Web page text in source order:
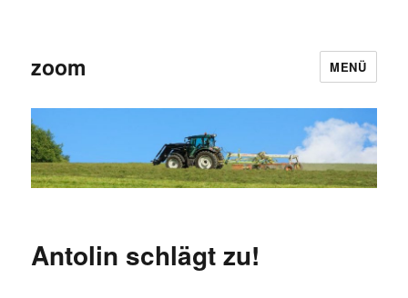
zoom MENÜ
Antolin schlägt zu!